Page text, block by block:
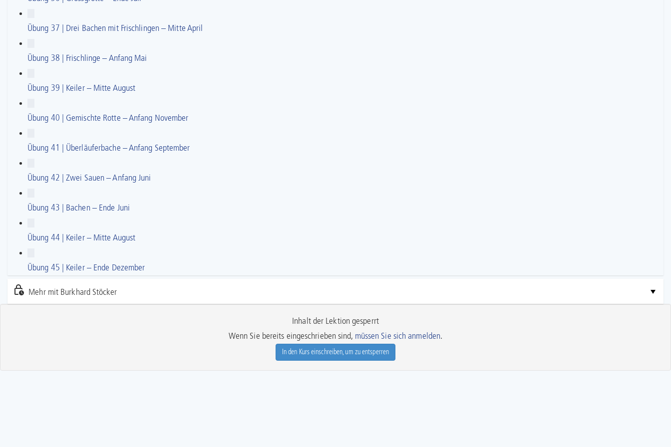
Übung 37 | Drei Bachen mit Frischlingen – Mitte April
Übung 38 | Frischlinge – Anfang Mai
Übung 39 | Keiler – Mitte August
Übung 40 | Gemischte Rotte – Anfang November
Übung 41 | Überläuferbache – Anfang September
Übung 42 | Zwei Sauen – Anfang Juni
Übung 43 | Bachen – Ende Juni
Übung 44 | Keiler – Mitte August
Übung 45 | Keiler – Ende Dezember
Mehr mit Burkhard Stöcker
Inhalt der Lektion gesperrt
Wenn Sie bereits eingeschrieben sind, müssen Sie sich anmelden.
In den Kurs einschreiben, um zu entsperren